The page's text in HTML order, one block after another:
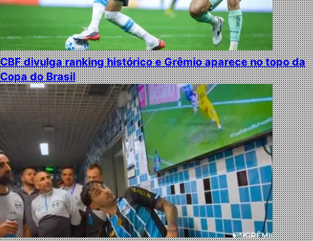
CBF divulga ranking histórico e Grêmio aparece no topo da
Copa do Brasil